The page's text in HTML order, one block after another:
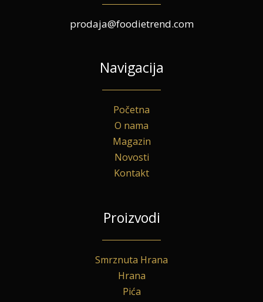
prodaja@foodietrend.com
Navigacija
Početna
O nama
Magazin
Novosti
Kontakt
Proizvodi
Smrznuta Hrana
Hrana
Pića